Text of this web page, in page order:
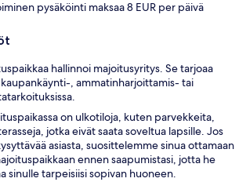
pysäköinti maksaa 8 EUR per päivä
hallinnoi majoitusyritys. Se tarjoaa
, ammatinharjoittamis- tai
on ulkotiloja, kuten parvekkeita,
jotka eivät saata soveltua lapsille. Jos
asiasta, suosittelemme sinua ottamaan
ennen saapumistasi, jotta he
sinulle tarpeisiisi sopivan huoneen.